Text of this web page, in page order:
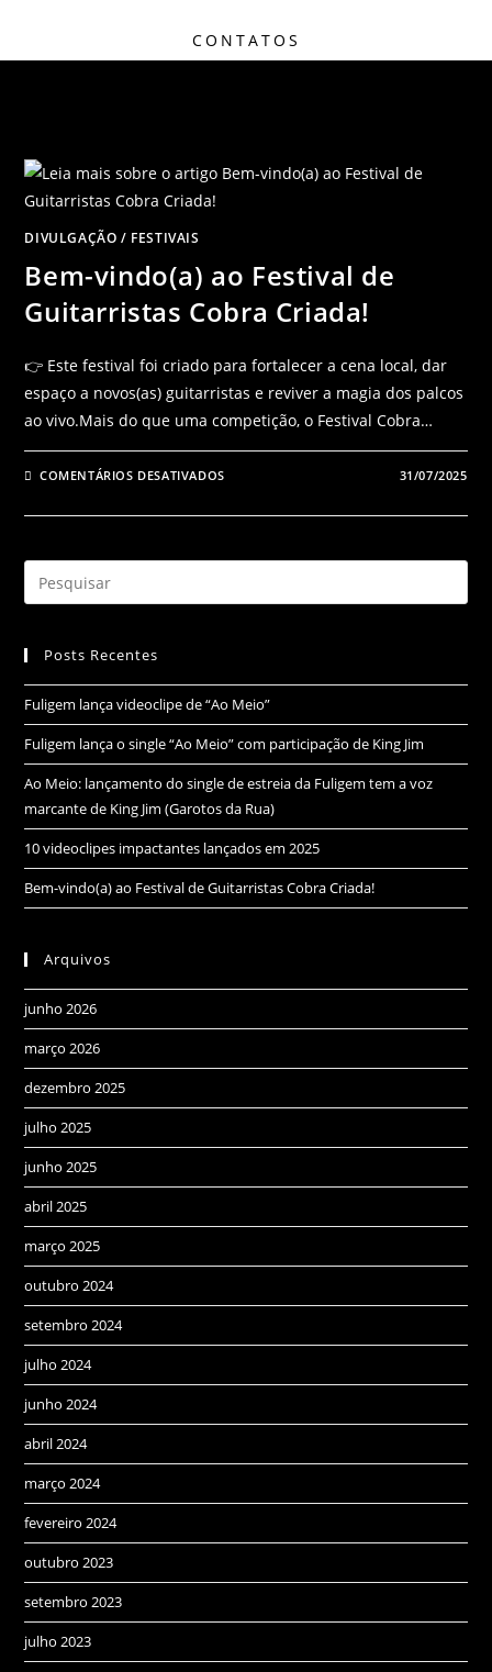
CONTATOS
DIVULGAÇÃO / FESTIVAIS
Bem-vindo(a) ao Festival de
Guitarristas Cobra Criada!
👉 Este festival foi criado para fortalecer a cena local, dar
espaço a novos(as) guitarristas e reviver a magia dos palcos
ao vivo.Mais do que uma competição, o Festival Cobra…
COMENTÁRIOS DESATIVADOS 31/07/2025
Posts Recentes
Fuligem lança videoclipe de “Ao Meio”
Fuligem lança o single “Ao Meio” com participação de King Jim
Ao Meio: lançamento do single de estreia da Fuligem tem a voz
marcante de King Jim (Garotos da Rua)
10 videoclipes impactantes lançados em 2025
Bem-vindo(a) ao Festival de Guitarristas Cobra Criada!
Arquivos
junho 2026
março 2026
dezembro 2025
julho 2025
junho 2025
abril 2025
março 2025
outubro 2024
setembro 2024
julho 2024
junho 2024
abril 2024
março 2024
fevereiro 2024
outubro 2023
setembro 2023
julho 2023